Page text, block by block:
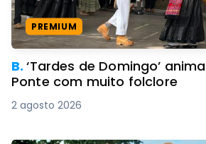
PREMIUM
B.‘Tardes de Domingo’
Ponte com muito folclore
2 agosto 2026